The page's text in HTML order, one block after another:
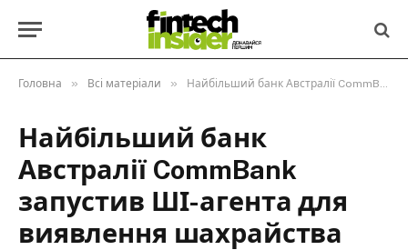
Головна » Всі матеріали » Найбільший банк Австралії CommBank запустив ШІ-агента для виявлення шахрайства
Найбільший банк
Австралії CommBank
запустив ШІ-агента для
виявлення шахрайства